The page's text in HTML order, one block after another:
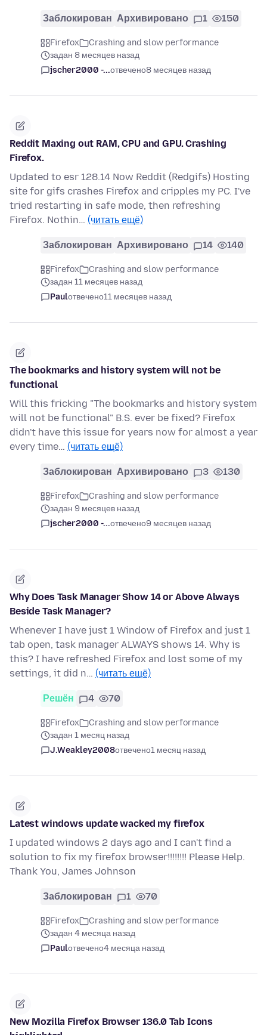
Заблокирован Архивировано 1 150
Firefox
Crashing and slow performance
задан 8 месяцев назад
jscher2000 -...отвечено8 месяцев назад
Reddit Maxing out RAM, CPU and GPU. Crashing
Firefox.
Updated to esr 128.14 Now Reddit (Redgifs) Hosting
site for gifs crashes Firefox and cripples my PC. I've
tried restarting in safe mode, then refreshing
Firefox. Nothin… (читать ещё)
Заблокирован Архивировано 14 140
Firefox
Crashing and slow performance
задан 11 месяцев назад
Paulотвечено11 месяцев назад
The bookmarks and history system will not be
functional
Will this fricking "The bookmarks and history system
will not be functional" B.S. ever be fixed? Firefox
didn't have this issue for years now for almost a year
every time… (читать ещё)
Заблокирован Архивировано 3 130
Firefox
Crashing and slow performance
задан 9 месяцев назад
jscher2000 -...отвечено9 месяцев назад
Why Does Task Manager Show 14 or Above Always
Beside Task Manager?
Whenever I have just 1 Window of Firefox and just 1
tab open, task manager ALWAYS shows 14. Why is
this? I have refreshed Firefox and lost some of my
settings, it did n… (читать ещё)
Решён 4 70
Firefox
Crashing and slow performance
задан 1 месяц назад
J.Weakley2008отвечено1 месяц назад
Latest windows update wacked my firefox
I updated windows 2 days ago and I can't find a
solution to fix my firefox browser!!!!!!!! Please Help.
Thank You, James Johnson
Заблокирован 1 70
Firefox
Crashing and slow performance
задан 4 месяца назад
Paulотвечено4 месяца назад
New Mozilla Firefox Browser 136.0 Tab Icons